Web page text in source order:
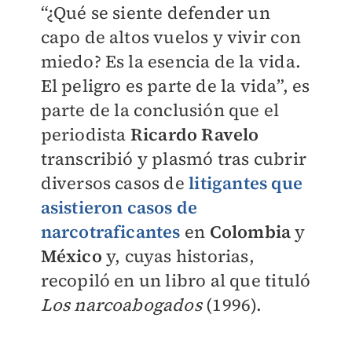
“¿Qué se siente defender un
capo de altos vuelos y vivir con
miedo? Es la esencia de la vida.
El peligro es parte de la vida”, es
parte de la conclusión que el
periodista Ricardo Ravelo
transcribió y plasmó tras cubrir
diversos casos delitigantes que
asistieron casos de
narcotraficantes en Colombiay
México y, cuyas historias,
recopiló en un libro al que tituló
Los narcoabogados(1996).